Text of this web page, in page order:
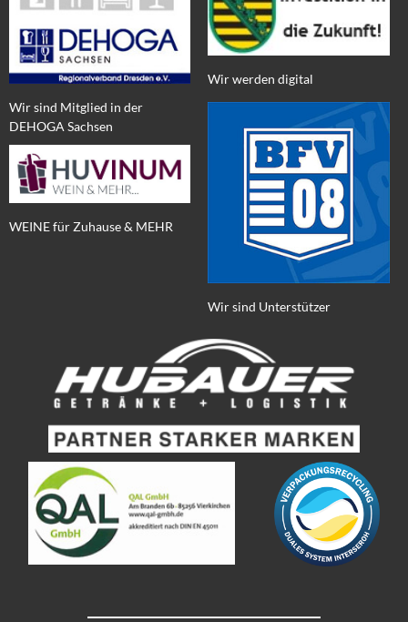
Wir sind Mitglied in der
DEHOGA Sachsen
WEINE für Zuhause & MEHR
Wir werden digital
Wir sind Unterstützer